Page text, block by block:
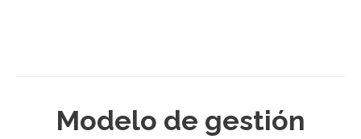
Modelo de gestión